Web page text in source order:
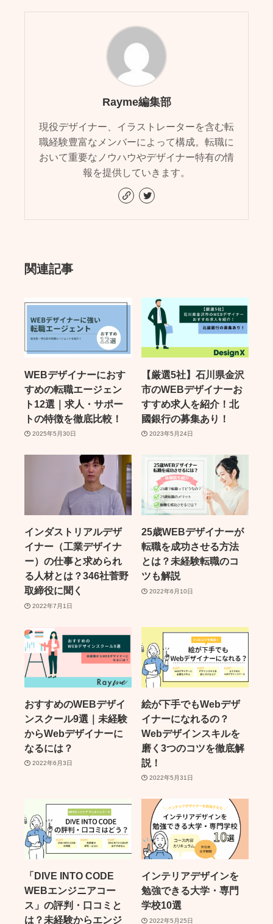
Rayme編集部
現役デザイナー、イラストレーターを含む転
職経験豊富なメンバーによって構成。転職に
おいて重要なノウハウやデザイナー特有の情
報を提供していきます。
関連記事
WEBデザイナーにおす
すめの転職エージェン
ト12選｜求人・サポー
トの特徴を徹底比較！
2025年5月30日
【厳選5社】石川県金沢
市のWEBデザイナーお
すすめ求人を紹介！北
國銀行の募集あり！
2023年5月24日
インダストリアルデザ
イナー（工業デザイナ
ー）の仕事と求められ
る人材とは？346社菅野
取締役に聞く
2022年7月1日
25歳WEBデザイナーが
転職を成功させる方法
とは？未経験転職のコ
ツも解説
2022年6月10日
おすすめのWEBデザイ
ンスクール9選｜未経験
からWebデザイナーに
なるには？
2022年6月3日
絵が下手でもWebデザ
イナーになれるの？
Webデザインスキルを
磨く3つのコツを徹底解
説！
2022年5月31日
「DIVE INTO CODE
WEBエンジニアコー
ス」の評判・口コミと
は？未経験からエンジ
インテリアデザインを
勉強できる大学・専門
学校10選
2022年5月25日